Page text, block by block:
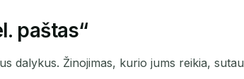
laikinas el. pašto adresas:
paštas“
dalykus. Žinojimas, kurio jums reikia,